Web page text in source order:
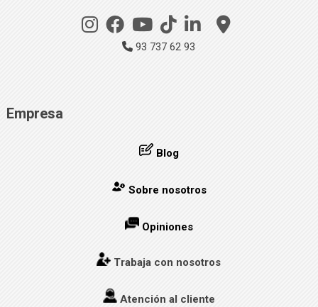
93 737 62 93
Empresa
Blog
Sobre nosotros
Opiniones
Trabaja con nosotros
Atención al cliente